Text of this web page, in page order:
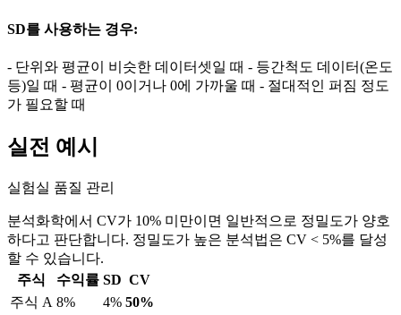
SD를 사용하는 경우:
- 단위와 평균이 비슷한 데이터셋일 때 - 등간척도 데이터(온도
등)일 때 - 평균이 0이거나 0에 가까울 때 - 절대적인 퍼짐 정도
가 필요할 때
실전 예시
실험실 품질 관리
분석화학에서 CV가 10% 미만이면 일반적으로 정밀도가 양호
하다고 판단합니다. 정밀도가 높은 분석법은 CV < 5%를 달성
할 수 있습니다.
주식
수익률 SD CV
주식 A 8% 4% 50%